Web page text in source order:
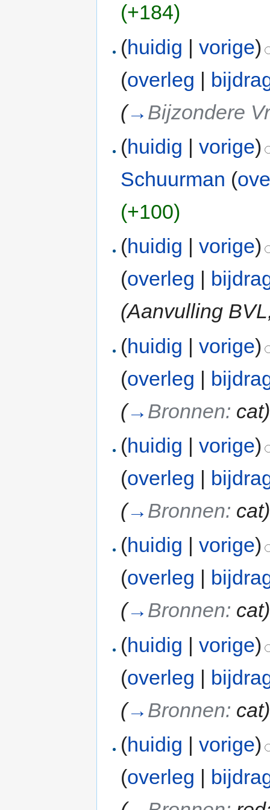
(+184)
(huidig |vorige)
(overleg |
(→ Bijzondere
(huidig |vorige)
Schuurman (
(+100)
(huidig |vorige)
(overleg
(Aanvulling
(huidig |vorige)
(overleg |
(→ Bronnen: cat)
(huidig |vorige)
(overleg |
(→ Bronnen: cat)
(huidig |vorige)
(overleg
(→ Bronnen: cat)
(huidig |vorige)
(overleg |
(→ Bronnen: cat)
(huidig |vorige)
(overleg |